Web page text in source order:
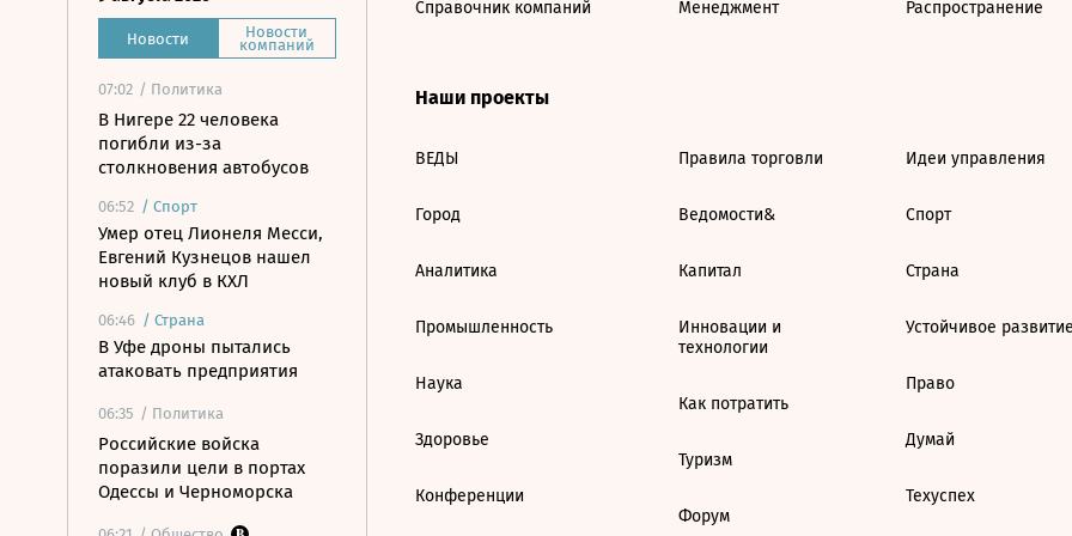
Новости Новости
компаний
07:02 / Политика
В Нигере 22 человека
погибли из-за
столкновения автобусов
06:52 / Спорт
Умер отец Лионеля Месси,
Евгений Кузнецов нашел
новый клуб в КХЛ
06:46 / Страна
В Уфе дроны пытались
атаковать предприятия
06:35 / Политика
Российские войска
поразили цели в портах
Одессы и Черноморска
Справочник компаний Менеджмент Распространение
Наши проекты
ВЕДЫ
Город
Аналитика
Промышленность
Наука
Здоровье
Конференции
Правила торговли
Ведомости&
Капитал
Инновации и
технологии
Как потратить
Туризм
Форум
Идеи управления
Спорт
Страна
Устойчивое
Право
Думай
Техуспех